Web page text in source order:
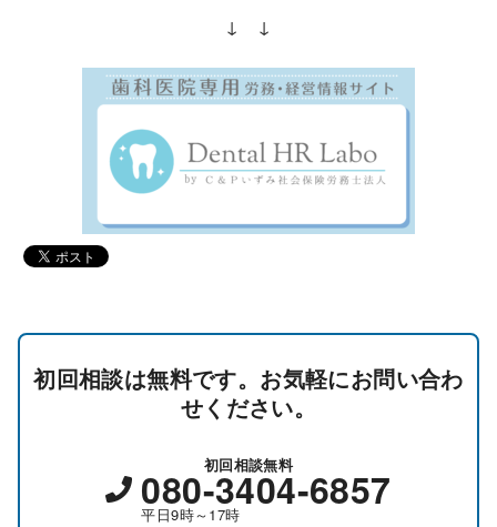
↓ ↓
初回相談は無料です。お気軽にお問い合わ
せください。
初回相談無料
080-3404-6857
平日9時～17時